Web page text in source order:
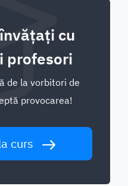
cu
profesori
de la vorbitori de
provocarea!
curs